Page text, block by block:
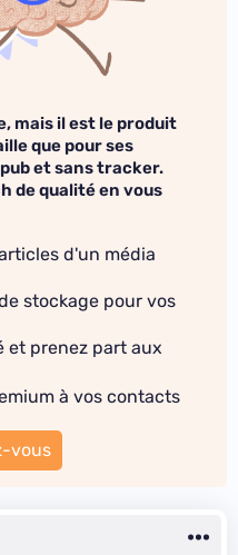
mais il est le produit
que pour ses
et sans tracker.
de qualité en vous
d'un média
stockage pour vos
et prenez part aux
à vos contacts
vous